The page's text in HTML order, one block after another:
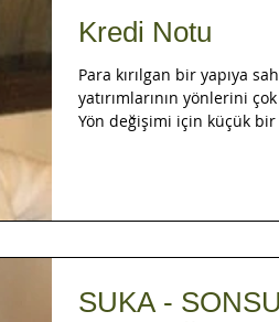
Kredi Notu
Para kırılgan bir yapıya
yatırımlarının yönlerini
Yön değişimi için küçük
SUKA - SONSUZLUK